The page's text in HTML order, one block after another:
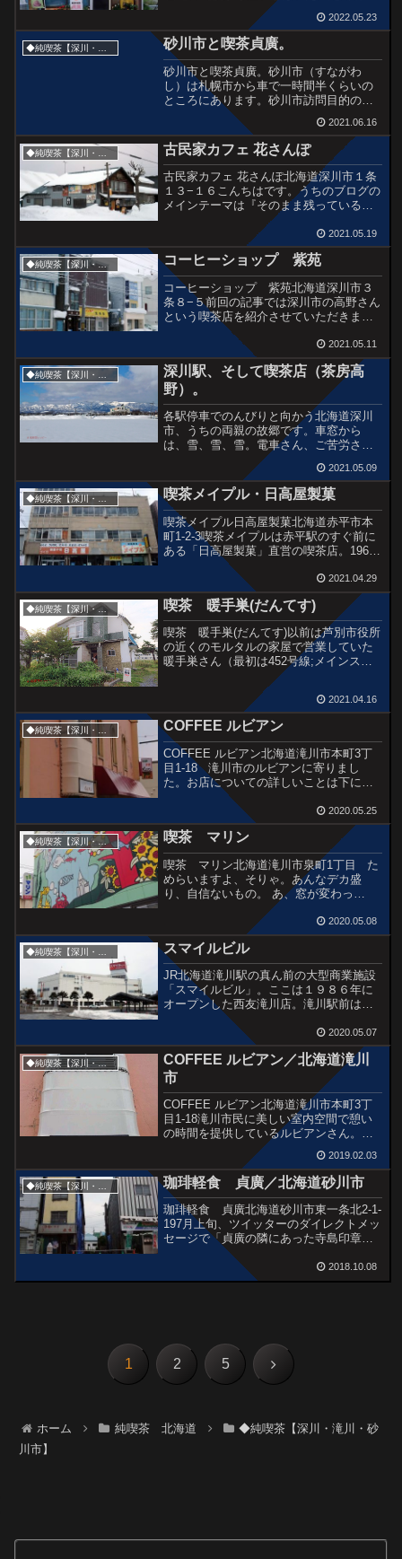
訪問していた愛すべき喫茶店だ。閉店の5
日前、9/24に最後の訪問をした、その写
真。◆喫茶貞廣に関するこれまでのブロ
グ記...
2022.05.23
砂川市と喫茶貞廣。
砂川市と喫茶貞廣。砂川市（すながわ
し）は札幌市から車で一時間半くらいの
ところにあります。砂川市訪問目的の大
部分は喫茶店で、その中でも『貞廣』は
とくに思い入れがあるのです。今回は、
砂川市役所も写真も追加したりします
ね。砂川市が近づいてきました...
2021.06.16
古民家カフェ 花さんぽ
古民家カフェ 花さんぽ北海道深川市１条
１３−１６こんちはです。うちのブログの
メインテーマは『そのまま残っている普
通の昭和』。なので今回の「古民家カフ
ェ」は違う分野なのですが、一般的には
「レトロ」な「古民家カフェ」はとても
人気ですよね。場所は...
2021.05.19
◆純喫茶【深川・滝川・砂川市】 コーヒーショップ 紫苑
コーヒーショップ 紫苑北海道深川市３
条８−５前回の記事では深川市の高野さん
という喫茶店を紹介させていただきまし
たが、深川の代表的な喫茶紫苑もその近
くにあります。紫苑といえば滝川の喫茶
館さんと兄弟喫茶。どちらの店も令和で
はなく昭和の匂いがぷん...
2021.05.11
◆純喫茶【深川・滝川・砂川市】
深川駅、そして喫茶店（茶房高
野）。
各駅停車でのんびりと向かう北海道深川
市、うちの両親の故郷です。車窓から
は、雪、雪、雪。電車さん、ご苦労さ
ん。深川駅に到着です。綺麗に除雪され
ているホーム駅前の風景喉乾いたんで、
深川駅の物産館で地元のトマトジュース
を購入。無理に甘くなっていな...
2021.05.09
◆純喫茶【深川・滝川・砂川市】 喫茶メイプル・日高屋製菓
喫茶メイプル日高屋製菓北海道赤平市本
町1-2-3喫茶メイプルは赤平駅のすぐ前に
ある「日高屋製菓」直営の喫茶店。1967
年に建てられた老舗以外の何物でもない
エイジングされた社屋の雰囲気。※会社
としては昭和１２年の創業で、最初の社
屋は火災でなく...
2021.04.29
◆純喫茶【深川・滝川・砂川市】 喫茶 暖手巣(だんてす)
喫茶 暖手巣(だんてす)以前は芦別市役所
の近くのモルタルの家屋で営業していた
暖手巣さん（最初は452号線;メインスト
リート沿いで営業開始だったと思う）。
ところで暖手巣という店名は岩見沢市の
スナックにもあります。どちらもマンガ
に出てくるバーか...
2021.04.16
COFFEE ルビアン
COFFEE ルビアン北海道滝川市本町3丁
目1-18 滝川市のルビアンに寄りまし
た。お店についての詳しいことは下に貼
ったリンクから過去記事をご覧くださ
い。この日はエスプレッソ。 ◆
ルビアン過去記事◆ www.j...
2020.05.25
◆純喫茶【深川・滝川・砂川市】 喫茶 マリン
喫茶 マリン北海道滝川市泉町1丁目 た
めらいますよ、そりゃ。あんなデカ盛
り、自信ないもの。 あ、窓が変わっ
た。 竜宮城?のような楽しさに誘われ
ると、デカ盛り天国(地獄)が待ってい
る。 「なにも怖くなんかないよ。お
いで」と...
2020.05.08
◆純喫茶【深川・滝川・砂川市】 スマイルビル
JR北海道滝川駅の真ん前の大型商業施設
「スマイルビル」。ここは１９８６年に
オープンした西友滝川店。滝川駅前はア
ーケードを含めて「人が歩いていない」
状況が深刻。その一方で郊外にはイオン
や家電量販が進出しており、市民は車や
バスで集まっている。こ...
2020.05.07
◆純喫茶【深川・滝川・砂川市】
COFFEE ルビアン／北海道滝川
市
COFFEE ルビアン北海道滝川市本町3丁
目1-18滝川市民に美しい室内空間で憩い
の時間を提供しているルビアンさん。先
代がデザインしたというこだわりの喫茶
店だ。今年、開店から４１年目を迎え
る。 まずはこの縦長の大型テント。ドア
の取っ手さえき...
2019.02.03
珈琲軽食 貞廣／北海道砂川市
珈琲軽食 貞廣北海道砂川市東一条北2-1-
197月上旬、ツイッターのダイレクトメッ
セージで「貞廣の隣にあった寺島印章
店、高齢のため閉店、今取り壊し中。貞
廣の壁がスッカスカに」と届いた。お
わ、写真をみるとたしかに一大事が起き
2018.10.08
1 2 5 次
ホーム 純喫茶 北海道
◆純喫茶【深川・滝川・砂
川市】